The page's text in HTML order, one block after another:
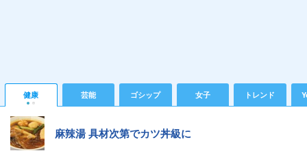
健康 芸能 ゴシップ 女子 トレンド
麻辣湯 具材次第でカツ丼級に